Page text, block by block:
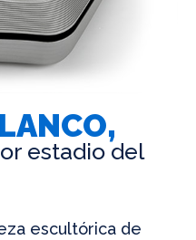
estadio del
escultórica de